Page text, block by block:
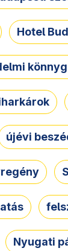
Hotel
újévi
Nyugati